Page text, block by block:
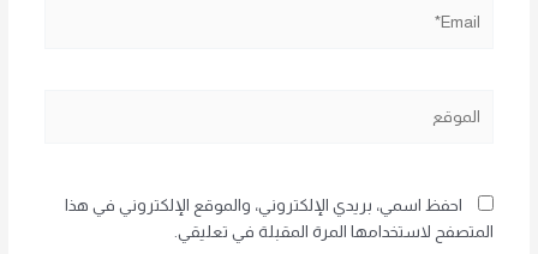
احفظ اسمي، بريدي الإلكتروني، والموقع الإلكتروني في هذا
المتصفح لاستخدامها المرة المقبلة في تعليقي.